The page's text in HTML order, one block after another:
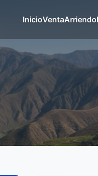
InicioVentaArriendo